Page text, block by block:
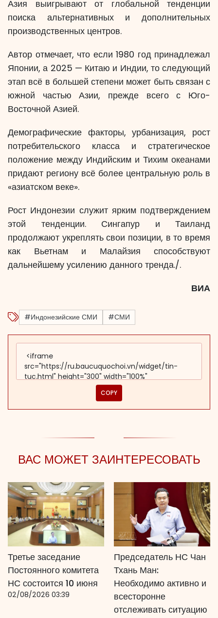
Азия выигрывают от глобальной тенденции
поиска альтернативных и дополнительных
производственных центров.
Автор отмечает, что если 1980 год принадлежал
Японии, а 2025 — Китаю и Индии, то следующий
этап всё в большей степени может быть связан с
южной частью Азии, прежде всего с Юго-
Восточной Азией.
Демографические факторы, урбанизация, рост
потребительского класса и стратегическое
положение между Индийским и Тихим океанами
придают региону всё более центральную роль в
«азиатском веке».
Рост Индонезии служит ярким подтверждением
этой тенденции. Сингапур и Таиланд
продолжают укреплять свои позиции, в то время
как Вьетнам и Малайзия способствуют
дальнейшему усилению данного тренда./.
ВИА
#Индонезийские СМИ #СМИ
COPY
ВАС МОЖЕТ ЗАИНТЕРЕСОВАТЬ
Третье заседание
Постоянного комитета
НС состоится 10 июня
02/08/2026 03:39
Председатель НС Чан
Тхань Ман:
Необходимо активно и
всесторонне
отслеживать ситуацию